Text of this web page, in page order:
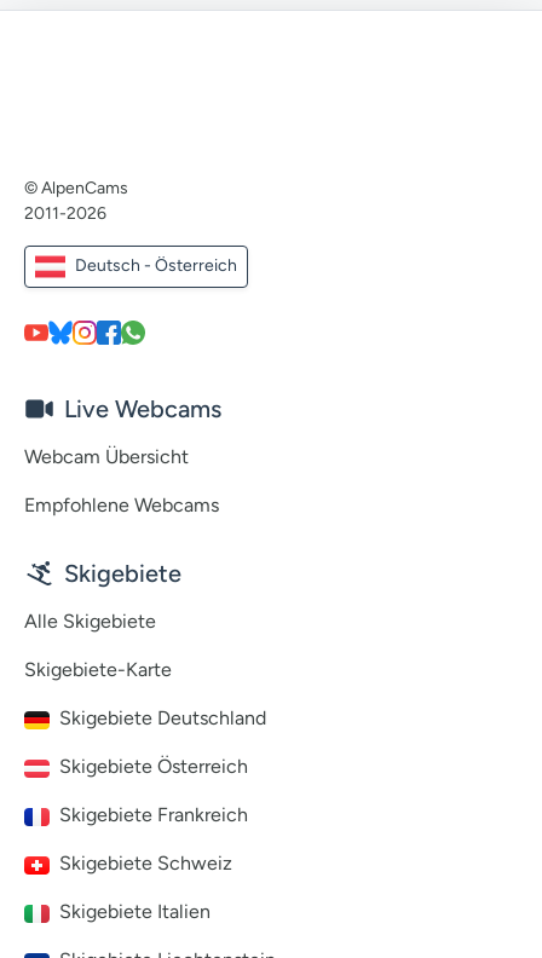
© AlpenCams
2011-2026
Deutsch - Österreich
Live Webcams
Webcam Übersicht
Empfohlene Webcams
Skigebiete
Alle Skigebiete
Skigebiete-Karte
Skigebiete Deutschland
Skigebiete Österreich
Skigebiete Frankreich
Skigebiete Schweiz
Skigebiete Italien